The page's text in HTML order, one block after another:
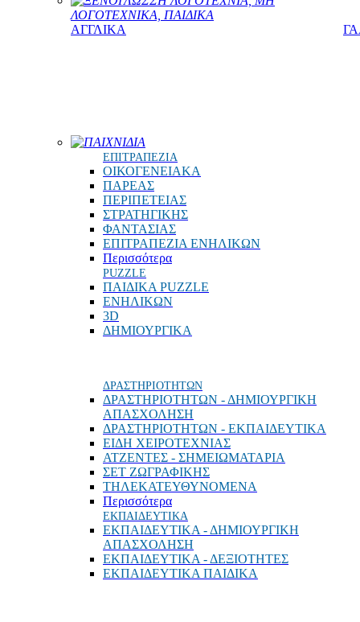
ΛΟΓΟΤΕΧΝΙΚΑ, ΠΑΙΔΙΚΑ
ΑΓΓΛΙΚΑ
ΠΑΙΧΝΙΔΙΑ
ΕΠΙΤΡΑΠΕΖΙΑ
ΟΙΚΟΓΕΝΕΙΑΚΑ
ΠΑΡΕΑΣ
ΠΕΡΙΠΕΤΕΙΑΣ
ΣΤΡΑΤΗΓΙΚΗΣ
ΦΑΝΤΑΣΙΑΣ
ΕΠΙΤΡΑΠΕΖΙΑ ΕΝΗΛΙΚΩΝ
Περισσότερα
PUZZLE
ΠΑΙΔΙΚΑ PUZZLE
ΕΝΗΛΙΚΩΝ
3D
ΔΗΜΙΟΥΡΓΙΚΑ
ΔΡΑΣΤΗΡΙΟΤΗΤΩΝ
ΔΡΑΣΤΗΡΙΟΤΗΤΩΝ - ΔΗΜΙΟΥΡΓΙΚΗ
ΑΠΑΣΧΟΛΗΣΗ
ΔΡΑΣΤΗΡΙΟΤΗΤΩΝ - ΕΚΠΑΙΔΕΥΤΙΚΑ
ΕΙΔΗ ΧΕΙΡΟΤΕΧΝΙΑΣ
ΑΤΖΕΝΤΕΣ - ΣΗΜΕΙΩΜΑΤΑΡΙΑ
ΣΕΤ ΖΩΓΡΑΦΙΚΗΣ
ΤΗΛΕΚΑΤΕΥΘΥΝΟΜΕΝΑ
Περισσότερα
ΕΚΠΑΙΔΕΥΤΙΚΑ
ΕΚΠΑΙΔΕΥΤΙΚΑ - ΔΗΜΙΟΥΡΓΙΚΗ
ΑΠΑΣΧΟΛΗΣΗ
ΕΚΠΑΙΔΕΥΤΙΚΑ - ΔΕΞΙΟΤΗΤΕΣ
ΕΚΠΑΙΔΕΥΤΙΚΑ ΠΑΙΔΙΚΑ